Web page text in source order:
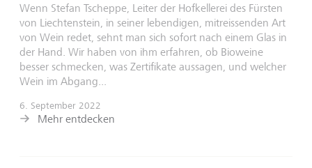
Wenn Stefan Tscheppe, Leiter der Hofkellerei des Fürsten
von Liechtenstein, in seiner lebendigen, mitreissenden Art
von Wein redet, sehnt man sich sofort nach einem Glas in
der Hand. Wir haben von ihm erfahren, ob Bioweine
besser schmecken, was Zertifikate aussagen, und welcher
Wein im Abgang...
6. September 2022
Mehr entdecken